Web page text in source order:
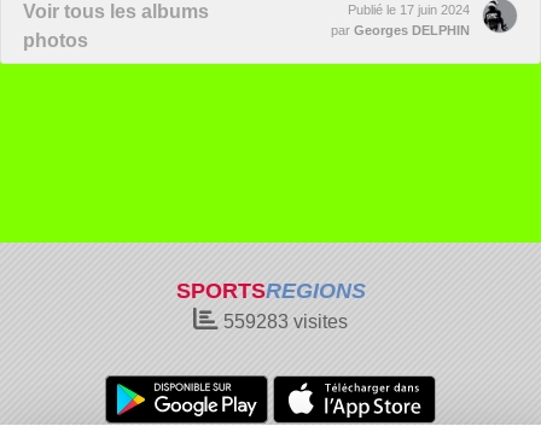
Voir tous les albums
photos
Publié le 17 juin 2024
par Georges DELPHIN
SPORTSREGIONS
559283 visites